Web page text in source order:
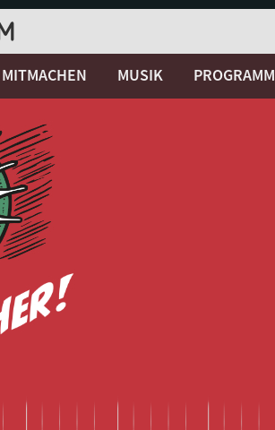
MITMACHEN MUSIK PROGRAMM